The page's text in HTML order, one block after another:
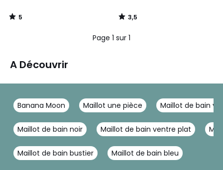
5
/
3,5
/
Page 1 sur 1
A Découvrir
Banana Moon Maillot une pièce Maillot de bain
Maillot de bain noir Maillot de bain ventre plat
Maillot de bain bustier Maillot de bain bleu